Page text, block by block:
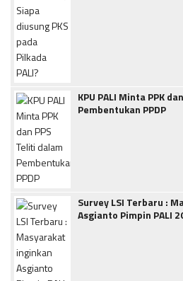
KPU PALI Minta PPK
Pembentukan PPDP
Survey LSI Terbaru :
Asgianto Pimpin PALI